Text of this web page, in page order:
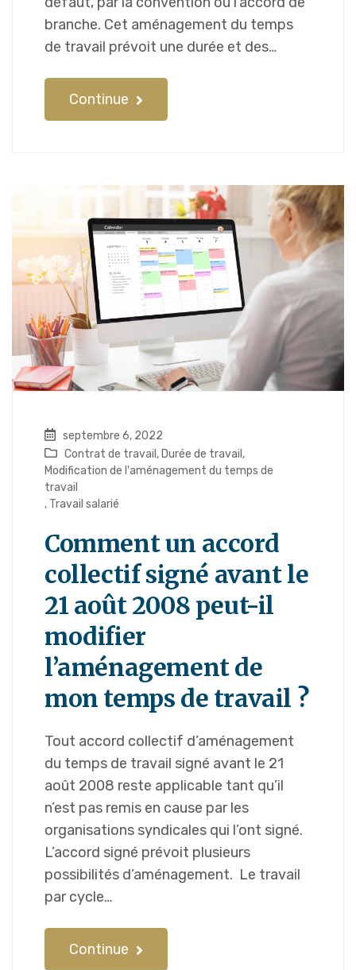
branche. Cet aménagement du temps
de travail prévoit une durée et des…
Continue
septembre 6, 2022
Contrat de travail,Durée de travail,
Modification de l'aménagement du temps de
travail
, Travail salarié
Comment un accord
collectif signé avant le
21 août 2008 peut-il
modifier
l’aménagement de
mon temps de travail ?
Tout accord collectif d’aménagement
du temps de travail signé avant le 21
août 2008 reste applicable tant qu’il
n’est pas remis en cause par les
organisations syndicales qui l’ont signé.
L’accord signé prévoit plusieurs
possibilités d’aménagement. Le travail
par cycle…
Continue